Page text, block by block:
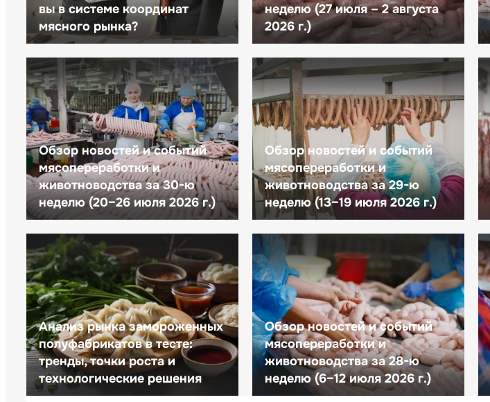
вы в системе координат
мясного рынка?
неделю (27 июля – 2 августа
2026 г.)
Обзор новостей и событий
мясопереработки и
животноводства за 30-ю
неделю (20–26 июля 2026 г.)
Обзор новостей и событий
мясопереработки и
животноводства за 29-ю
неделю (13–19 июля 2026 г.)
Анализ рынка замороженных
полуфабрикатов в тесте:
тренды, точки роста и
технологические решения
Обзор новостей и событий
мясопереработки и
животноводства за 28-ю
неделю (6–12 июля 2026 г.)